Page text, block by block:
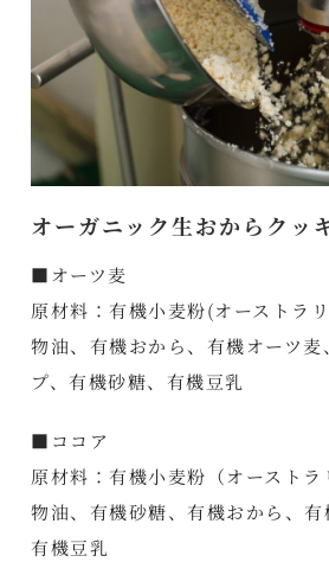
オーガニック生おからクッ
■オーツ麦
原材料：有機小麦粉(オーストラ
物油、有機おから、有機オーツ麦
プ、有機砂糖、有機豆乳
■ココア
原材料：有機小麦粉（オースト
物油、有機砂糖、有機おから、有
有機豆乳